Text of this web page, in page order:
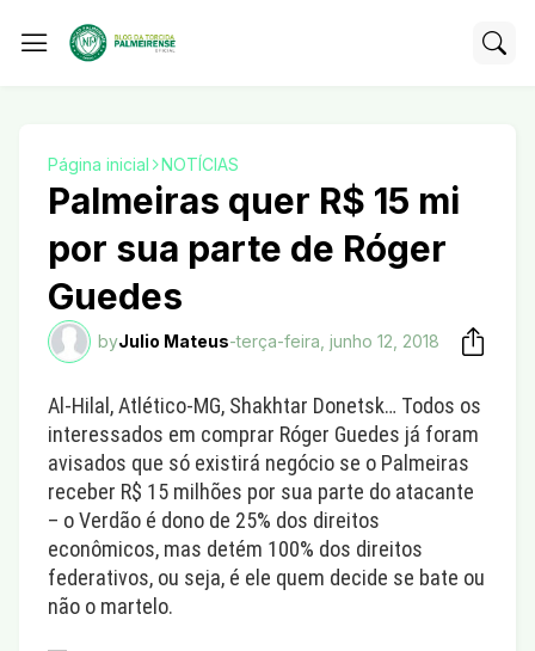
Página inicial NOTÍCIAS
Palmeiras quer R$ 15 mi
por sua parte de Róger
Guedes
byJulio Mateus-terça-feira, junho 12, 2018
Al-Hilal, Atlético-MG, Shakhtar Donetsk… Todos os
interessados em comprar Róger Guedes já foram
avisados que só existirá negócio se o Palmeiras
receber R$ 15 milhões por sua parte do atacante
– o Verdão é dono de 25% dos direitos
econômicos, mas detém 100% dos direitos
federativos, ou seja, é ele quem decide se bate ou
não o martelo.